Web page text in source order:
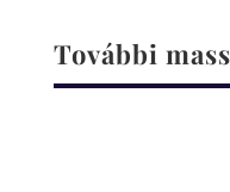
További